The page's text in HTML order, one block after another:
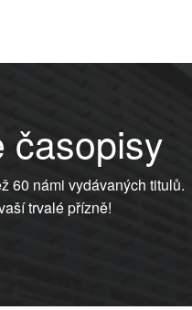
časopisy
60 námi vydávaných titulů.
trvalé přízně!